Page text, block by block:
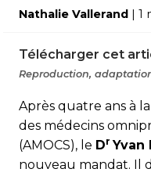
Nathalie Vallerand | 1
Télécharger cet
Reproduction,
Après quatre ans à
des médecins
(AMOCS), le Dr Yvan
nouveau mandat. Il